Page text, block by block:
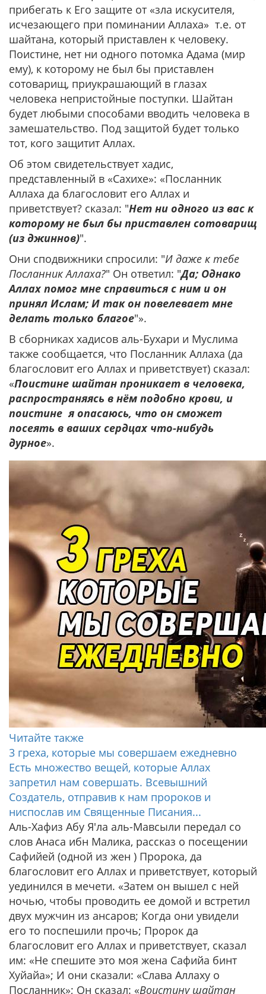
прибегать к Его защите от «зла искусителя,
исчезающего при поминании Аллаха» т.е. от
шайтана, который приставлен к человеку.
Поистине, нет ни одного потомка Адама (мир
ему), к которому не был бы приставлен
сотоварищ, приукрашающий в глазах
человека непристойные поступки. Шайтан
будет любыми способами вводить человека в
замешательство. Под защитой будет только
тот, кого защитит Аллах.
Об этом свидетельствует хадис,
представленный в «Сахихе»: «Посланник
Аллаха да благословит его Аллах и
приветствует? сказал: "Нет ни одного из вас к
которому не был бы приставлен сотоварищ
(из джиннов)".
Они сподвижники спросили: "И даже к тебе
Посланник Аллаха?" Он ответил: "Да; Однако
Аллах помог мне справиться с ним и он
принял Ислам; И так он повелевает мне
делать только благое"».
В сборниках хадисов аль-Бухари и Муслима
также сообщается, что Посланник Аллаха (да
благословит его Аллах и приветствует) сказал:
«Поистине шайтан проникает в человека,
распространяясь в нём подобно крови, и
поистине я опасаюсь, что он сможет
посеять в ваших сердцах что-нибудь
дурное».
Читайте также
3 греха, которые мы совершаем ежедневно
Есть множество вещей, которые Аллах
запретил нам совершать. Всевышний
Создатель, отправив к нам пророков и
ниспослав им Священные Писания...
Аль-Хафиз Абу Я'ла аль-Мавсыли передал со
слов Анаса ибн Малика, рассказ о посещении
Сафийей (одной из жен ) Пророка, да
благословит его Аллах и приветствует, который
уединился в мечети. «Затем он вышел с ней
ночью, чтобы проводить ее домой и встретил
двух мужчин из ансаров; Когда они увидели
его то поспешили прочь; Пророк да
благословит его Аллах и приветствует, сказал
им: «Не спешите это моя жена Сафийа бинт
Хуйайа»; И они сказали: «Слава Аллаху о
Посланник»; Он сказал: «Воистину шайтан